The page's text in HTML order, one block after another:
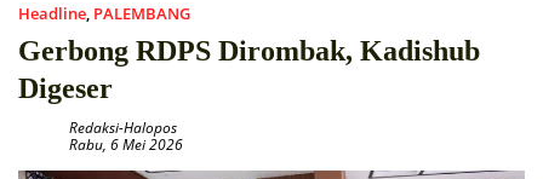
Headline PALEMBANG
Gerbong RDPS Dirombak, Kadishub
Digeser
Redaksi-Halopos
Rabu, 6 Mei 2026